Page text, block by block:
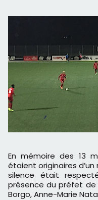
En mémoire des 13 militaires morts au Mali, dont 7
étaient originaires
silence était
présence du préfet
Borgo, Anne-Marie